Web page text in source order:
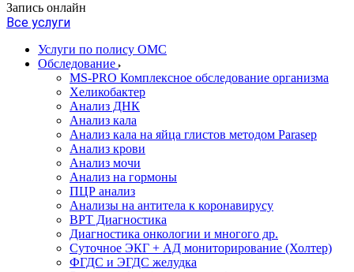
Запись онлайн
Все услуги
Услуги по полису ОМС
Обследование
MS-PRO Комплексное обследование организма
Хеликобактер
Анализ ДНК
Анализ кала
Анализ кала на яйца глистов методом Parasep
Анализ крови
Анализ мочи
Анализ на гормоны
ПЦР анализ
Анализы на антитела к коронавирусу
ВРТ Диагностика
Диагностика онкологии и многого др.
Суточное ЭКГ + АД мониторирование (Холтер)
ФГДС и ЭГДС желудка